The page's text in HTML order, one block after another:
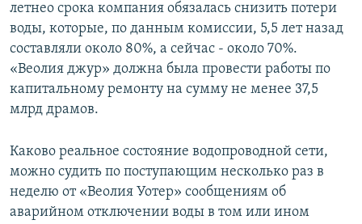
летнео срока компания обязалась снизить потери
воды, которые, по данным комиссии, 5,5 лет назад
составляли около 80%, а сейчас - около 70%.
«Веолия джур» должна была провести работы по
капитальному ремонту на сумму не менее 37,5
млрд драмов.
Каково реальное состояние водопроводной сети,
можно судить по поступающим несколько раз в
неделю от «Веолия Уотер» сообщениям об
аварийном отключении воды в том или ином